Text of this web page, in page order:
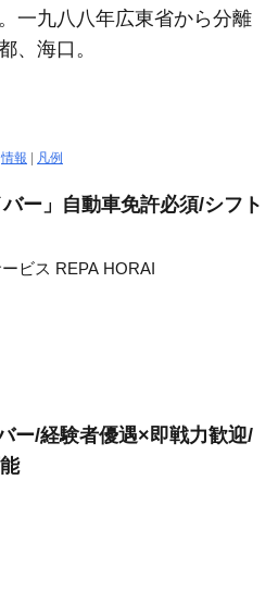
一九八八年広東省から分離
、海口。
情報 凡例
ー」自動車免許必須/シフト
ビス REPA HORAI
ー/経験者優遇×即戦力歓迎/